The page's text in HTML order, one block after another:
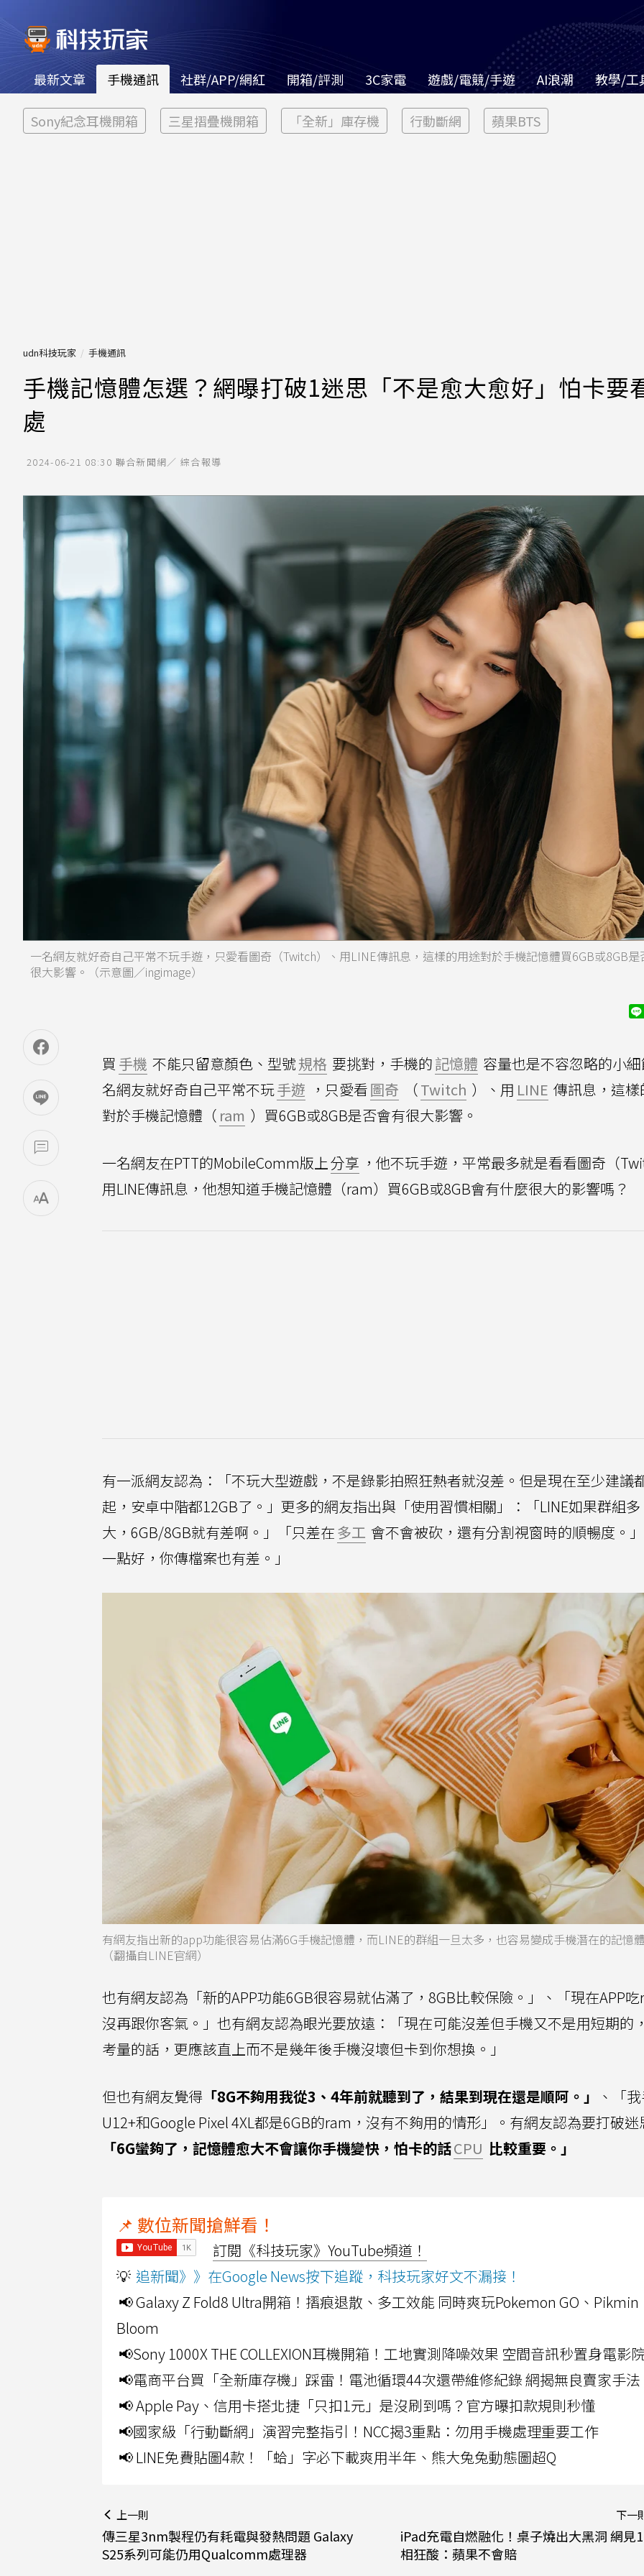
最新文章 手機通訊 社群/APP/網紅 開箱/評測 3C家電 遊戲/電競/手遊 AI浪潮 教學/工
Sony紀念耳機開箱 三星摺疊機開箱 「全新」庫存機 行動斷網 蘋果BTS
udn科技玩家 手機通訊
手機記憶體怎選？網曝打破1迷思「不是愈大愈好」怕卡要
處
2024-06-21 08:30 聯合新聞網／ 綜合報導
一名網友就好奇自己平常不玩手遊，只愛看圖奇（Twitch）、用LINE傳訊息，這樣的用途對於手機記憶體買6GB或8GB是
很大影響。（示意圖／ingimage）
買 手機 不能只留意顏色、型號規格 要挑對，手機的記憶體 容量也是不容忽略的小
名網友就好奇自己平常不玩手遊 ，只愛看圖奇 （Twitch ）、用 LINE 傳訊息，這
對於手機記憶體（ ram ）買6GB或8GB是否會有很大影響。
一名網友在PTT的MobileComm版上分享 ，他不玩手遊，平常最多就是看看圖奇（
用LINE傳訊息，他想知道手機記憶體（ram）買6GB或8GB會有什麼很大的影響嗎？
有一派網友認為：「不玩大型遊戲，不是錄影拍照狂熱者就沒差。但是現在至少建議
起，安卓中階都12GB了。」更多的網友指出與「使用習慣相關」：「LINE如果群組
大，6GB/8GB就有差啊。」「只差在多工 會不會被砍，還有分割視窗時的順暢度。
一點好，你傳檔案也有差。」
有網友指出新的app功能很容易佔滿6G手機記憶體，而LINE的群組一旦太多，也容易變成手機潛在的記憶
（翻攝自LINE官網）
也有網友認為「新的APP功能6GB很容易就佔滿了，8GB比較保險。」、「現在APP
沒再跟你客氣。」也有網友認為眼光要放遠：「現在可能沒差但手機又不是用短期的
考量的話，更應該直上而不是幾年後手機沒壞但卡到你想換。」
但也有網友覺得 「8G不夠用我從3、4年前就聽到了，結果到現在還是順阿。」
、「
U12+和Google Pixel 4XL都是6GB的ram，沒有不夠用的情形」。有網友認為要打破迷
「6G蠻夠了，記憶體愈大不會讓你手機變快，怕卡的話CPU 比較重要。」
📌 數位新聞搶鮮看！
訂閱《科技玩家》YouTube頻道！
💡 追新聞》》在Google News按下追蹤，科技玩家好文不漏接！
📢 Galaxy Z Fold8 Ultra開箱！摺痕退散、多工效能 同時爽玩Pokemon GO、Pikmin
Bloom
📢Sony 1000X THE COLLEXION耳機開箱！工地實測降噪效果 空間音訊秒置身電影
📢電商平台買「全新庫存機」踩雷！電池循環44次還帶維修紀錄 網揭無良賣家手法
📢 Apple Pay、信用卡搭北捷「只扣1元」是沒刷到嗎？官方曝扣款規則秒懂
📢國家級「行動斷網」演習完整指引！NCC揭3重點：勿用手機處理重要工作
📢 LINE免費貼圖4款！「蛤」字必下載爽用半年、熊大兔兔動態圖超Q
上一則
傳三星3nm製程仍有耗電與發熱問題 Galaxy
S25系列可能仍用Qualcomm處理器
下一
iPad充電自燃融化！桌子燒出大黑洞 網見
相狂酸：蘋果不會賠